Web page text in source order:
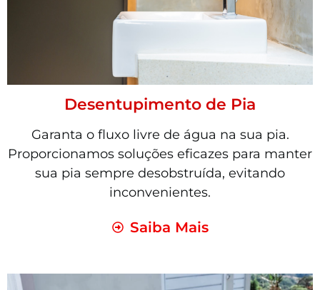
Desentupimento de Pia
Garanta o fluxo livre de água na sua pia.
Proporcionamos soluções eficazes para manter
sua pia sempre desobstruída, evitando
inconvenientes.
Saiba Mais